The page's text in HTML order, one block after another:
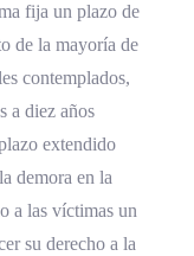
fija un plazo de
de la mayoría de
contemplados,
a diez años
extendido
demora en la
a las víctimas un
su derecho a la